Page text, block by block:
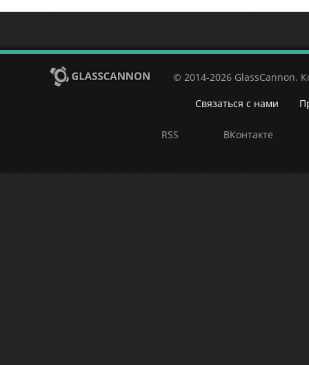
© 2014-2026 GlassCannon.
Связаться с нами
RSS ВКонтакте